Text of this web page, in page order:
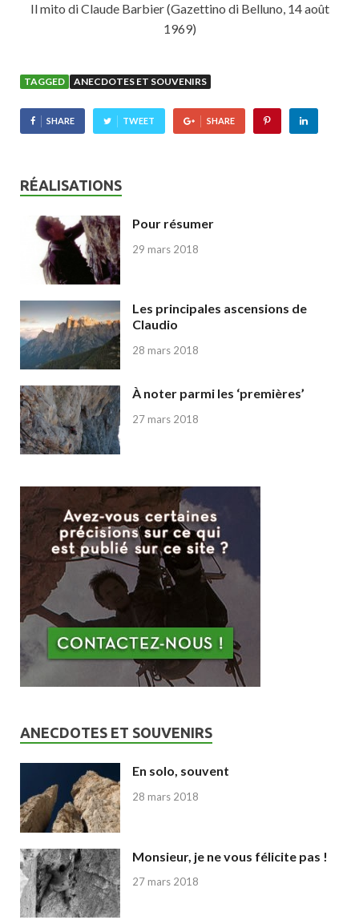
Il mito di Claude Barbier (Gazettino di Belluno, 14 août
1969)
TAGGED ANECDOTES ET SOUVENIRS
SHARE TWEET SHARE
RÉALISATIONS
Pour résumer
29 mars 2018
Les principales ascensions de
Claudio
28 mars 2018
À noter parmi les ‘premières’
27 mars 2018
ANECDOTES ET SOUVENIRS
En solo, souvent
28 mars 2018
Monsieur, je ne vous félicite pas !
27 mars 2018